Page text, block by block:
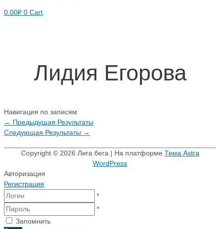
0.00₽ 0 Cart
Лидия Егорова
Навигация по записям
← Предыдущая Результаты
Следующая Результаты →
Copyright © 2026 Лига бега| На платформе Тема Astra
WordPress
Авторизация
Регистрация
*
*
Запомнить